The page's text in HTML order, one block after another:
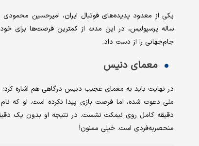
ساله پرسپولیس، در این مدت از کمترین فرصت‌ها برای
جام‌جهانی را از دست داد.
معمای دنیس
ملی دعوت شده، اما فرصت بازی پیدا نکرده است. او که
دقیقه کامل روی نیمکت نشست. در نتیجه او بدون یک
منحصربه‌فردی است. خیلی ممنون!